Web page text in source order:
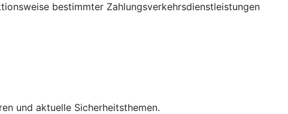
bestimmter Zahlungsverkehrsdienstleistungen
und aktuelle Sicherheitsthemen.